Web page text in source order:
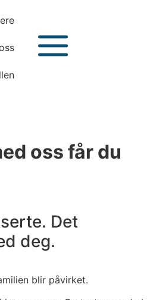
oss får du
Det
deg.
blir påvirket.